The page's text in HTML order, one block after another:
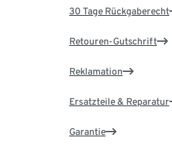
30 Tage Rückgaberecht
Retouren-Gutschrift
Reklamation
Ersatzteile & Reparatur
Garantie